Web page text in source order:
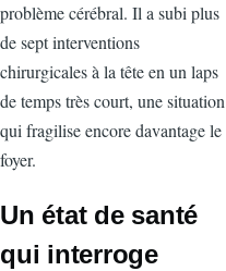
problème cérébral. Il a subi plus
de sept interventions
chirurgicales à la tête en un laps
de temps très court, une situation
qui fragilise encore davantage le
foyer.
Un état de santé
qui interroge